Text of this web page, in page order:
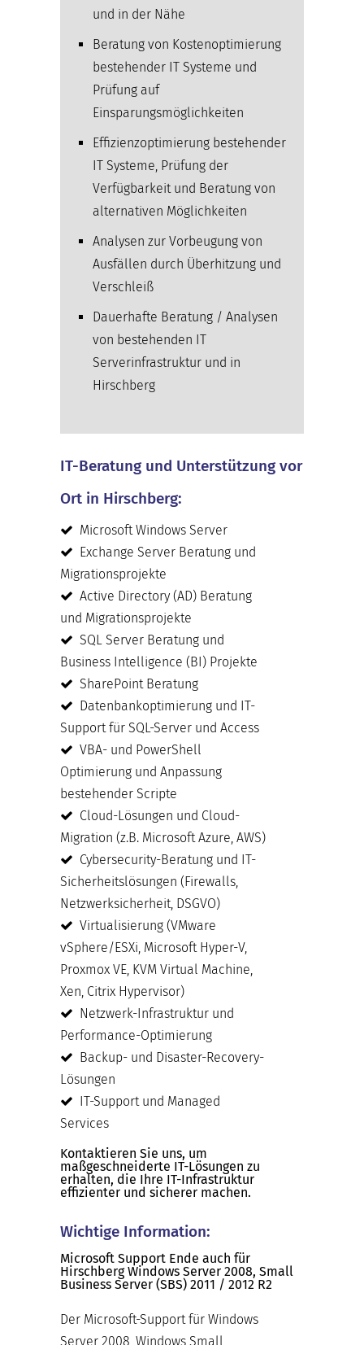
und in der Nähe
Beratung von Kostenoptimierung
bestehender IT Systeme und
Prüfung auf
Einsparungsmöglichkeiten
Effizienzoptimierung bestehender
IT Systeme, Prüfung der
Verfügbarkeit und Beratung von
alternativen Möglichkeiten
Analysen zur Vorbeugung von
Ausfällen durch Überhitzung und
Verschleiß
Dauerhafte Beratung / Analysen
von bestehenden IT
Serverinfrastruktur und in
Hirschberg
IT-Beratung und Unterstützung vor
Ort in Hirschberg:
Microsoft Windows Server
Exchange Server Beratung und
Migrationsprojekte
Active Directory (AD) Beratung
und Migrationsprojekte
SQL Server Beratung und
Business Intelligence (BI) Projekte
SharePoint Beratung
Datenbankoptimierung und IT-
Support für SQL-Server und Access
VBA- und PowerShell
Optimierung und Anpassung
bestehender Scripte
Cloud-Lösungen und Cloud-
Migration (z.B. Microsoft Azure, AWS)
Cybersecurity-Beratung und IT-
Sicherheitslösungen (Firewalls,
Netzwerksicherheit, DSGVO)
Virtualisierung (VMware
vSphere/ESXi, Microsoft Hyper-V,
Proxmox VE, KVM Virtual Machine,
Xen, Citrix Hypervisor)
Netzwerk-Infrastruktur und
Performance-Optimierung
Backup- und Disaster-Recovery-
Lösungen
IT-Support und Managed
Services
Kontaktieren Sie uns, um
maßgeschneiderte IT-Lösungen zu
erhalten, die Ihre IT-Infrastruktur
effizienter und sicherer machen.
Wichtige Information:
Microsoft Support Ende auch für
Hirschberg Windows Server 2008, Small
Business Server (SBS) 2011 / 2012 R2
Der Microsoft-Support für Windows
Server 2008, Windows Small